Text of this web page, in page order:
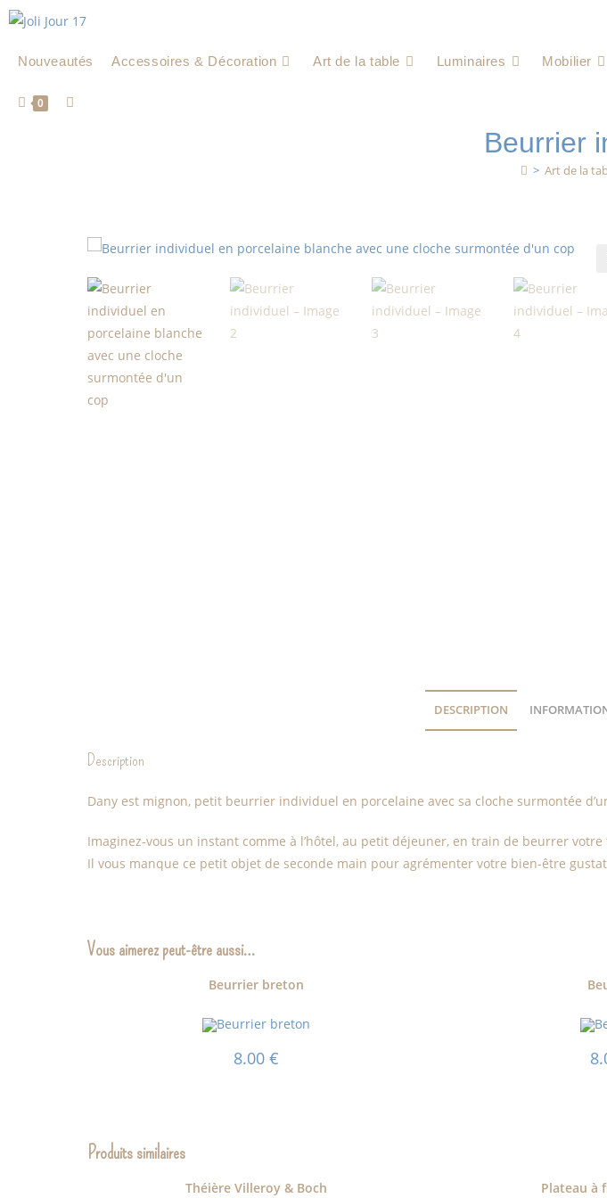
Nouveautés Accessoires & Décoration Art de la table Luminaires Mobilier
0
Beurrier
> Art de la
DESCRIPTION
Description
Dany est mignon, petit beurrier individuel en porcelaine avec sa cloche surmontée
Imaginez-vous un instant comme à l’hôtel, au petit déjeuner, en train de beurrer
Il vous manque ce petit objet de seconde main pour agrémenter votre bien-être
Vous aimerez peut-être aussi…
Beurrier breton
8.00€
Produits similaires
Théière Villeroy & Boch Plateau à